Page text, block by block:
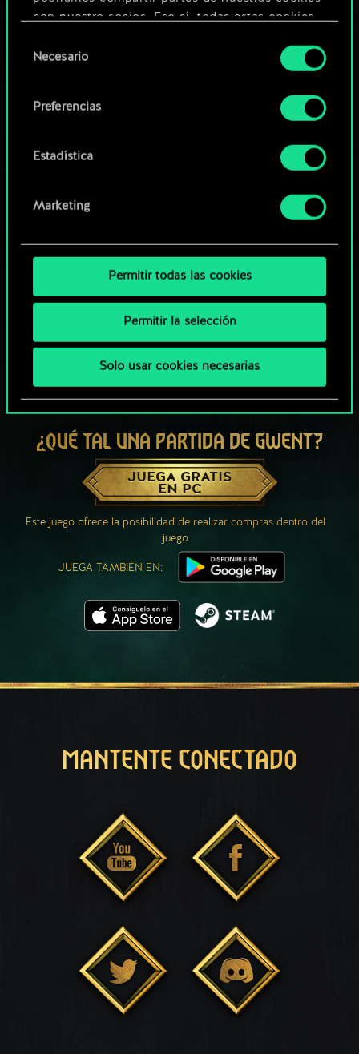
con nuestro socios. Eso sí, todas estas cookies
Encontrarás todos los detalles sobre nuestro uso
preferencias al respecto en el menú «Ajustes» de
deNecesario
Preferencias
Estadística
Marketing
Permitir todas las cookies
Permitir la selección
Solo usar cookies necesarias
Editar baraja
Explorar las barajas de la
¿QUÉ TAL UNA PARTIDA DE GWENT?
JUEGA GRATIS
EN PC
Este juego ofrece la posibilidad de realizar compras dentro del
juego
JUEGA TAMBIÉN EN:
MANTENTE CONECTADO